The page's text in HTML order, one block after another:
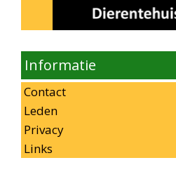
Informatie
Contact
Leden
Privacy
Links